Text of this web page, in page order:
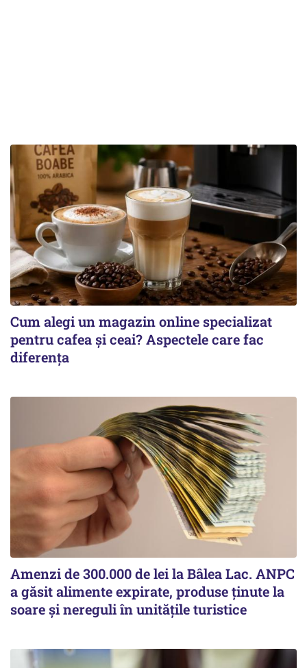
Cum alegi un magazin online specializat
pentru cafea și ceai? Aspectele care fac
diferența
Amenzi de 300.000 de lei la Bâlea Lac. ANPC
a găsit alimente expirate, produse ținute la
soare și nereguli în unitățile turistice